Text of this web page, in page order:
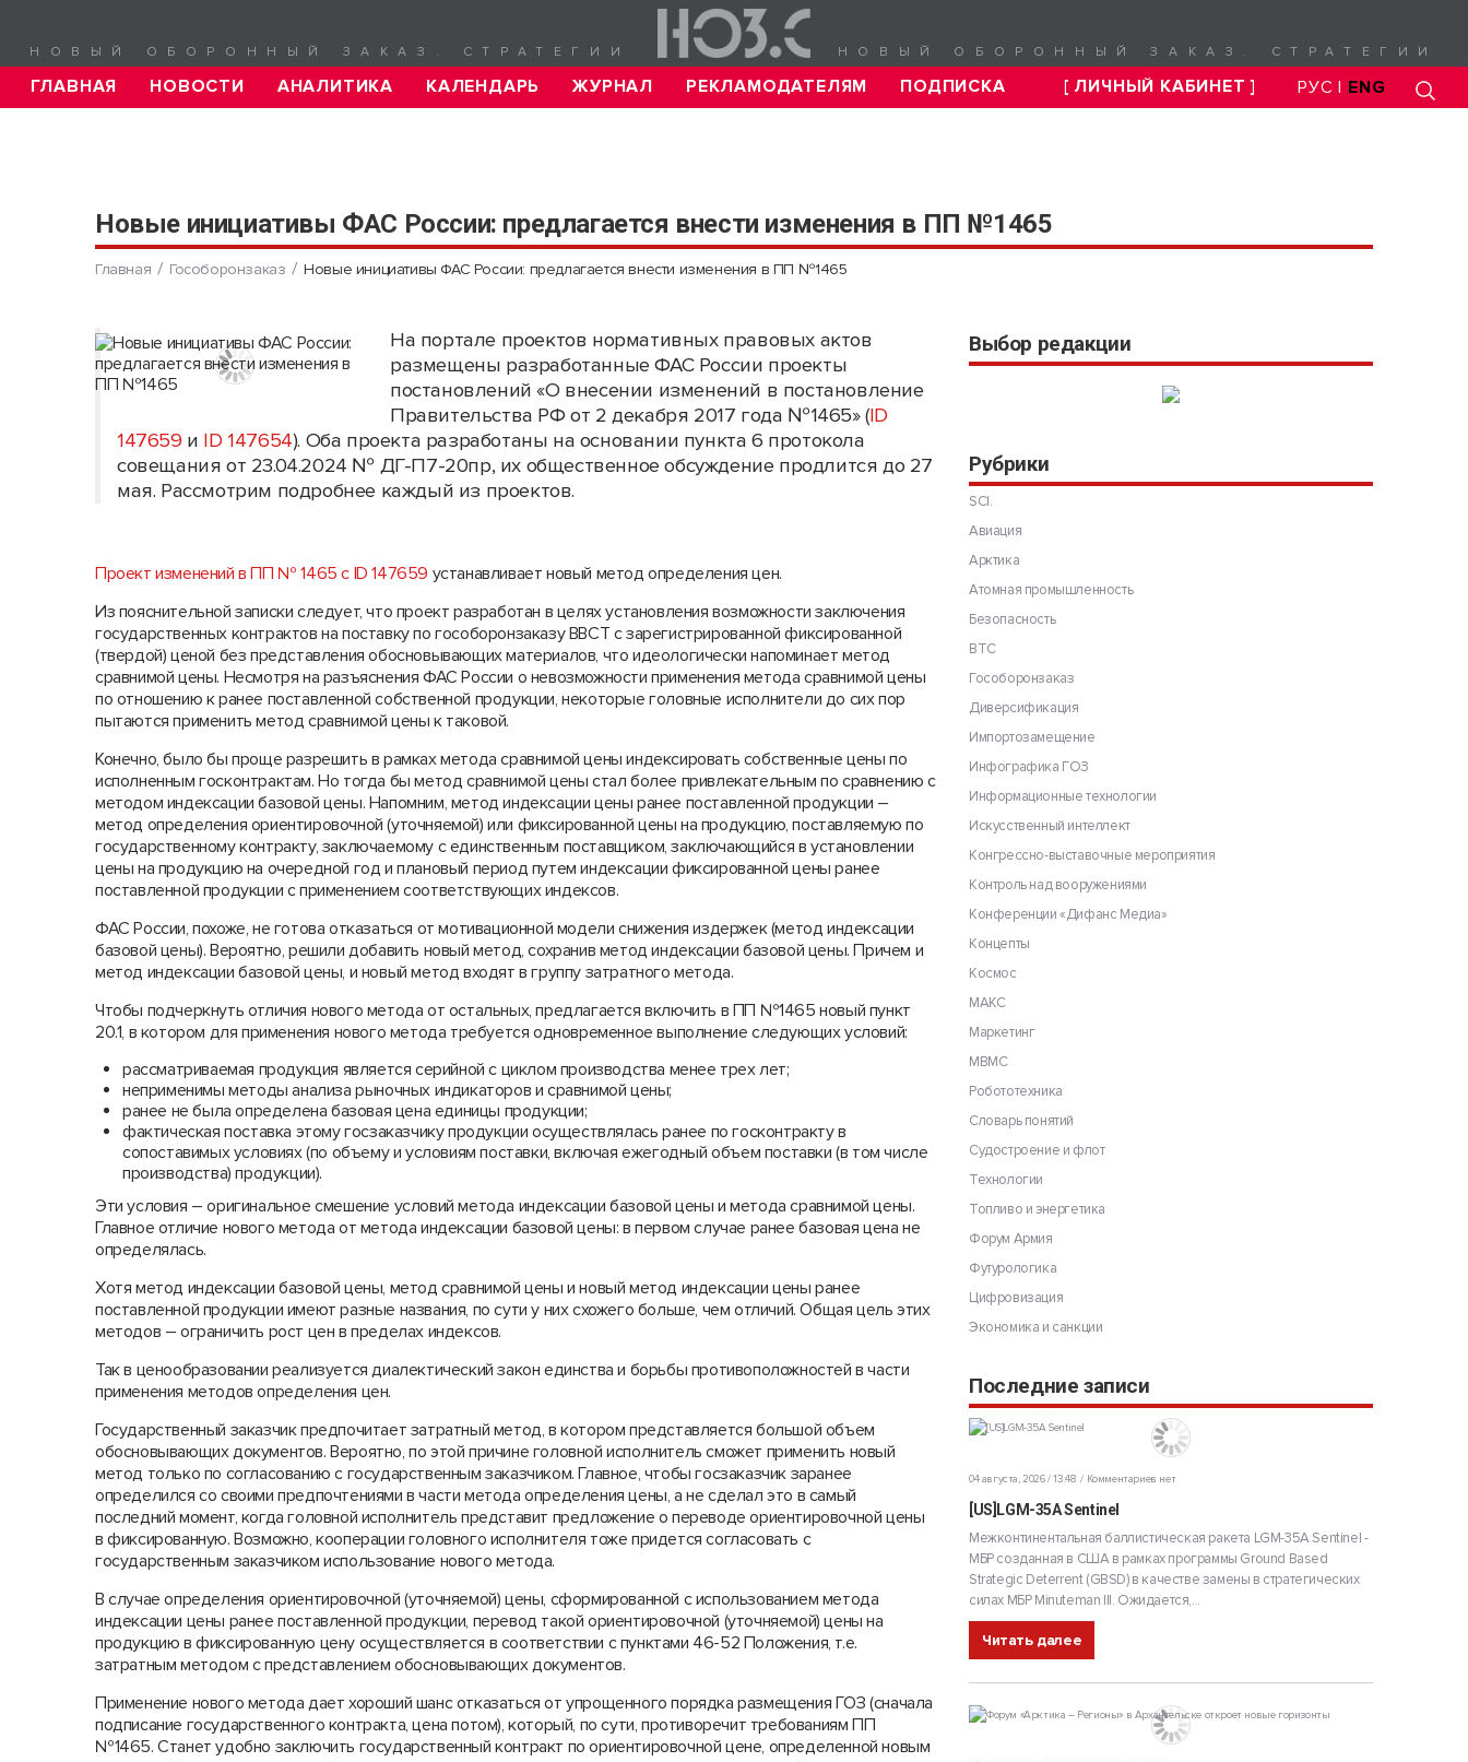
НОВЫЙ ОБОРОННЫЙ ЗАКАЗ. СТРАТЕГИИ НОВЫЙ ОБОРОННЫЙ ЗАКАЗ. СТРАТЕГИИ
ГЛАВНАЯ НОВОСТИ АНАЛИТИКА КАЛЕНДАРЬ ЖУРНАЛ РЕКЛАМОДАТЕЛЯМ ПОДПИСКА [ ЛИЧНЫЙ КАБИНЕТ ] РУС | ENG
Новые инициативы ФАС России: предлагается внести изменения в ПП №1465
Главная Гособоронзаказ Новые инициативы ФАС России: предлагается внести изменения в ПП №1465
На портале проектов нормативных правовых актов
размещены разработанные ФАС России проекты
постановлений «О внесении изменений в постановление
Правительства РФ от 2 декабря 2017 года №1465» (ID
147659и ID 147654). Оба проекта разработаны на основании пункта 6 протокола
совещания от 23.04.2024 № ДГ-П7-20пр, их общественное обсуждение продлится до 27
мая. Рассмотрим подробнее каждый из проектов.
Проект изменений в ПП № 1465 с ID 147659 устанавливает новый метод определения цен.
Из пояснительной записки следует, что проект разработан в целях установления возможности заключения
государственных контрактов на поставку по гособоронзаказу ВВСТ с зарегистрированной фиксированной
(твердой) ценой без представления обосновывающих материалов, что идеологически напоминает метод
сравнимой цены. Несмотря на разъяснения ФАС России о невозможности применения метода сравнимой цены
по отношению к ранее поставленной собственной продукции, некоторые головные исполнители до сих пор
пытаются применить метод сравнимой цены к таковой.
Конечно, было бы проще разрешить в рамках метода сравнимой цены индексировать собственные цены по
исполненным госконтрактам. Но тогда бы метод сравнимой цены стал более привлекательным по сравнению с
методом индексации базовой цены. Напомним, метод индексации цены ранее поставленной продукции –
метод определения ориентировочной (уточняемой) или фиксированной цены на продукцию, поставляемую по
государственному контракту, заключаемому с единственным поставщиком, заключающийся в установлении
цены на продукцию на очередной год и плановый период путем индексации фиксированной цены ранее
поставленной продукции с применением соответствующих индексов.
ФАС России, похоже, не готова отказаться от мотивационной модели снижения издержек (метод индексации
базовой цены). Вероятно, решили добавить новый метод, сохранив метод индексации базовой цены. Причем и
метод индексации базовой цены, и новый метод входят в группу затратного метода.
Чтобы подчеркнуть отличия нового метода от остальных, предлагается включить в ПП №1465 новый пункт
20.1, в котором для применения нового метода требуется одновременное выполнение следующих условий:
рассматриваемая продукция является серийной с циклом производства менее трех лет;
неприменимы методы анализа рыночных индикаторов и сравнимой цены;
ранее не была определена базовая цена единицы продукции;
фактическая поставка этому госзаказчику продукции осуществлялась ранее по госконтракту в
сопоставимых условиях (по объему и условиям поставки, включая ежегодный объем поставки (в том числе
производства) продукции).
Эти условия – оригинальное смешение условий метода индексации базовой цены и метода сравнимой цены.
Главное отличие нового метода от метода индексации базовой цены: в первом случае ранее базовая цена не
определялась.
Хотя метод индексации базовой цены, метод сравнимой цены и новый метод индексации цены ранее
поставленной продукции имеют разные названия, по сути у них схожего больше, чем отличий. Общая цель этих
методов – ограничить рост цен в пределах индексов.
Так в ценообразовании реализуется диалектический закон единства и борьбы противоположностей в части
применения методов определения цен.
Государственный заказчик предпочитает затратный метод, в котором представляется большой объем
обосновывающих документов. Вероятно, по этой причине головной исполнитель сможет применить новый
метод только по согласованию с государственным заказчиком. Главное, чтобы госзаказчик заранее
определился со своими предпочтениями в части метода определения цены, а не сделал это в самый
последний момент, когда головной исполнитель представит предложение о переводе ориентировочной цены
в фиксированную. Возможно, кооперации головного исполнителя тоже придется согласовать с
государственным заказчиком использование нового метода.
В случае определения ориентировочной (уточняемой) цены, сформированной с использованием метода
индексации цены ранее поставленной продукции, перевод такой ориентировочной (уточняемой) цены на
продукцию в фиксированную цену осуществляется в соответствии с пунктами 46-52 Положения, т.е.
затратным методом с представлением обосновывающих документов.
Применение нового метода дает хороший шанс отказаться от упрощенного порядка размещения ГОЗ (сначала
подписание государственного контракта, цена потом), который, по сути, противоречит требованиям ПП
№1465. Станет удобно заключить государственный контракт по ориентировочной цене, определенной новым
Выбор редакции
Рубрики
SCI.
Авиация
Арктика
Атомная промышленность
Безопасность
ВТС
Гособоронзаказ
Диверсификация
Импортозамещение
Инфографика ГОЗ
Информационные технологии
Искусственный интеллект
Конгрессно-выставочные мероприятия
Контроль над вооружениями
Конференции «Дифанс Медиа»
Концепты
Космос
МАКС
Маркетинг
МВМС
Робототехника
Словарь понятий
Судостроение и флот
Технологии
Топливо и энергетика
Форум Армия
Футурологика
Цифровизация
Экономика и санкции
Последние записи
04 августа, 2026 / 13:48 Комментариев нет
[US]LGM-35A Sentinel
Межконтинентальная баллистическая ракета LGM-35A Sentinel -
МБР созданная в США в рамках программы Ground Based
Strategic Deterrent (GBSD) в качестве замены в стратегических
силах МБР Minuteman III. Ожидается,...
Читать далее